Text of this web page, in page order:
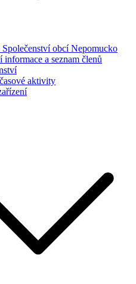
obcí Nepomucko
informace a seznam členů
aktivity